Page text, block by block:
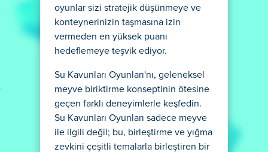
oyunlar sizi stratejik düşünmeye ve
konteynerinizin taşmasına izin
vermeden en yüksek puanı
hedeflemeye teşvik ediyor.
Su Kavunları Oyunları'nı, geleneksel
meyve biriktirme konseptinin ötesine
geçen farklı deneyimlerle keşfedin.
Su Kavunları Oyunları sadece meyve
ile ilgili değil; bu, birleştirme ve yığma
zevkini çeşitli temalarla birleştiren bir